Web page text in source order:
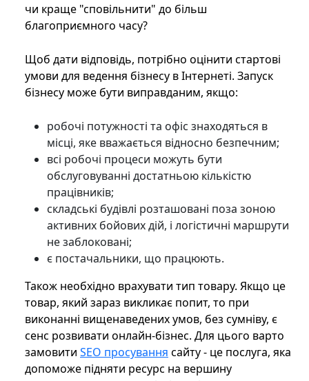
чи краще "сповільнити" до більш
благоприємного часу?
Щоб дати відповідь, потрібно оцінити стартові
умови для ведення бізнесу в Інтернеті. Запуск
бізнесу може бути виправданим, якщо:
робочі потужності та офіс знаходяться в
місці, яке вважається відносно безпечним;
всі робочі процеси можуть бути
обслуговуванні достатньою кількістю
працівників;
складські будівлі розташовані поза зоною
активних бойових дій, і логістичні маршрути
не заблоковані;
є постачальники, що працюють.
Також необхідно врахувати тип товару. Якщо це
товар, який зараз викликає попит, то при
виконанні вищенаведених умов, без сумніву, є
сенс розвивати онлайн-бізнес. Для цього варто
замовити SEO просування сайту - це послуга, яка
допоможе підняти ресурс на вершину